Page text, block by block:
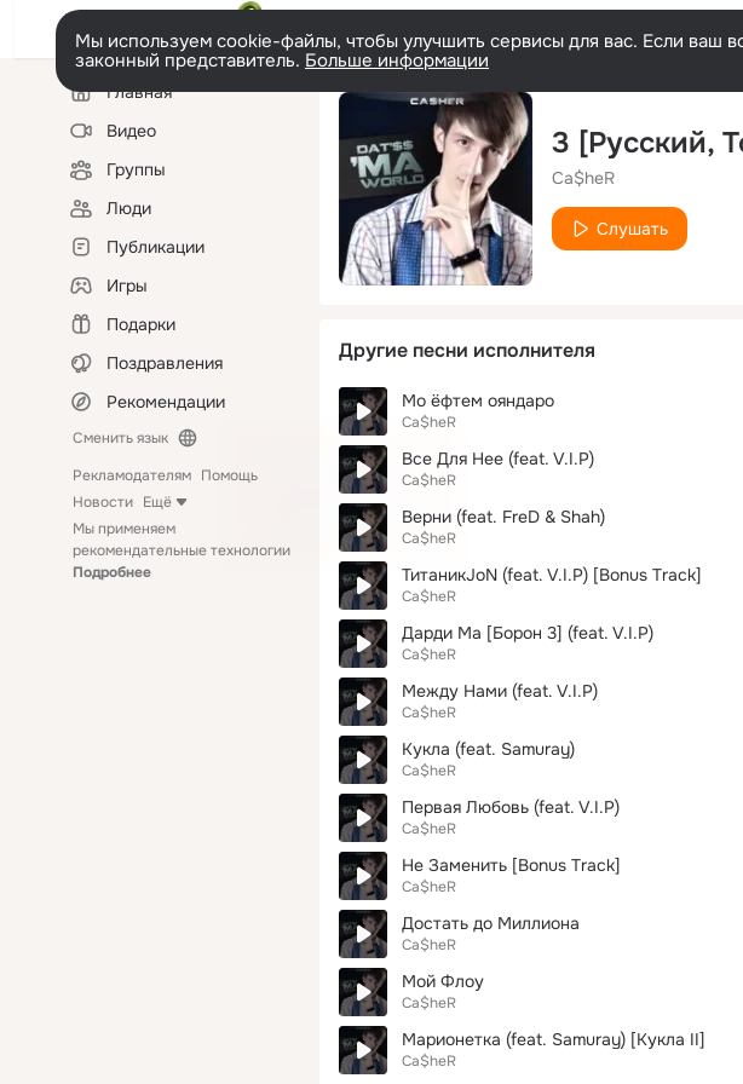
Мы используем cookie-файлы, чтобы улучшить сервисы для вас. Если ваш
законный представитель. Больше информации
Левая
колонкаГлавная
Видео
Группы
Люди
Публикации
Игры
Подарки
Поздравления
Рекомендации
Сменить язык
Рекламодателям Помощь
Новости Ещё
Мы применяем
рекомендательные технологии
Подробнее
3 [Русский,
Ca$heR
Слушать
Другие песни исполнителя
Мо ёфтем ояндаро
Ca$heR
Все Для Нее (feat. V.I.P)
Ca$heR
Верни (feat. FreD & Shah)
Ca$heR
ТитаникJoN (feat. V.I.P) [Bonus Track]
Ca$heR
Дарди Ма [Борон 3] (feat. V.I.P)
Ca$heR
Между Нами (feat. V.I.P)
Ca$heR
Кукла (feat. Samuray)
Ca$heR
Первая Любовь (feat. V.I.P)
Ca$heR
Не Заменить [Bonus Track]
Ca$heR
Достать до Миллиона
Ca$heR
Мой Флоу
Ca$heR
Марионетка (feat. Samuray) [Кукла II]
Ca$heR